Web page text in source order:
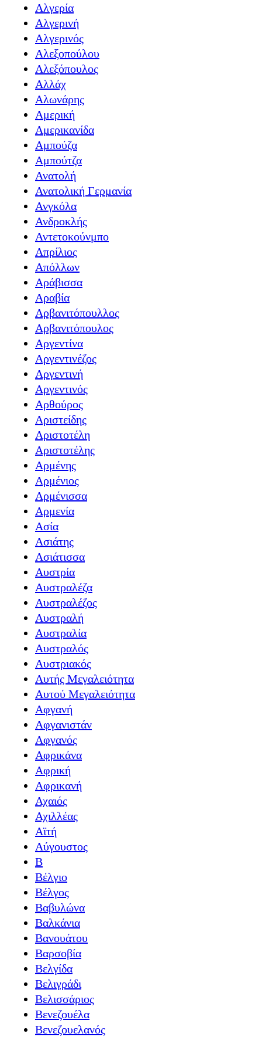
Αλγερία
Αλγερινή
Αλγερινός
Αλεξοπούλου
Αλεξόπουλος
Αλλάχ
Αλωνάρης
Αμερική
Αμερικανίδα
Αμπούζα
Αμπούτζα
Ανατολή
Ανατολική Γερμανία
Ανγκόλα
Ανδροκλής
Αντετοκούνμπο
Απρίλιος
Απόλλων
Αράβισσα
Αραβία
Αρβανιτόπουλλος
Αρβανιτόπουλος
Αργεντίνα
Αργεντινέζος
Αργεντινή
Αργεντινός
Αρθούρος
Αριστείδης
Αριστοτέλη
Αριστοτέλης
Αρμένης
Αρμένιος
Αρμένισσα
Αρμενία
Ασία
Ασιάτης
Ασιάτισσα
Αυστρία
Αυστραλέζα
Αυστραλέζος
Αυστραλή
Αυστραλία
Αυστραλός
Αυστριακός
Αυτής Μεγαλειότητα
Αυτού Μεγαλειότητα
Αφγανή
Αφγανιστάν
Αφγανός
Αφρικάνα
Αφρική
Αφρικανή
Αχαιός
Αχιλλέας
Αϊτή
Αύγουστος
Β
Βέλγιο
Βέλγος
Βαβυλώνα
Βαλκάνια
Βανουάτου
Βαρσοβία
Βελγίδα
Βελιγράδι
Βελισσάριος
Βενεζουέλα
Βενεζουελανός